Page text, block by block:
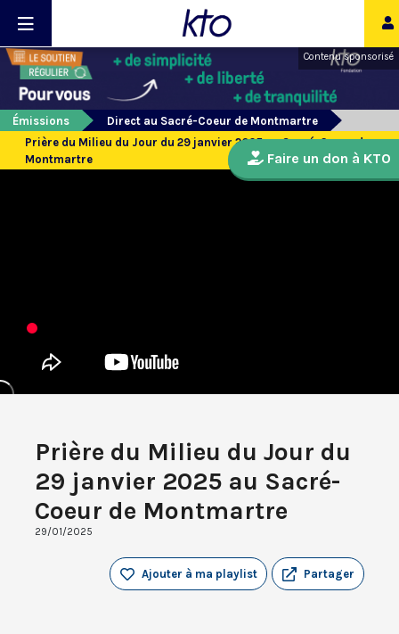
Contenu sponsorisé
Émissions
Direct au Sacré-Coeur de Montmartre
Prière du Milieu du Jour du 29 janvier 2025 au Sacré-Coeur de
Montmartre
Prière du Milieu du Jour du
29 janvier 2025 au Sacré-
Coeur de Montmartre
29/01/2025
Partager
Ajouter à ma playlist
Faire un don à KTO